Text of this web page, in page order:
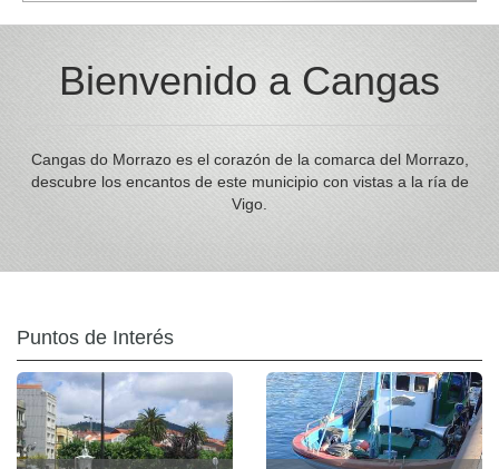
Bienvenido a Cangas
Cangas do Morrazo es el corazón de la comarca del Morrazo,
descubre los encantos de este municipio con vistas a la ría de
Vigo.
Puntos de Interés